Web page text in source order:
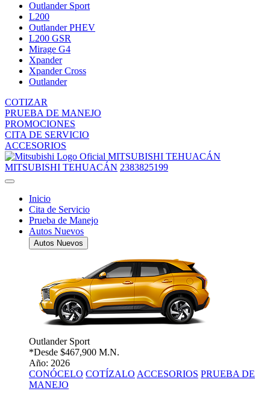
Outlander Sport
L200
Outlander PHEV
L200 GSR
Mirage G4
Xpander
Xpander Cross
Outlander
COTIZAR
PRUEBA DE MANEJO
PROMOCIONES
CITA DE SERVICIO
ACCESORIOS
MITSUBISHI TEHUACÁN
MITSUBISHI TEHUACÁN 2383825199
Inicio
Cita de Servicio
Prueba de Manejo
Autos Nuevos
Autos Nuevos
Outlander Sport
*Desde $467,900 M.N.
Año: 2026
CONÓCELO COTÍZALO ACCESORIOS PRUEBA DE
MANEJO